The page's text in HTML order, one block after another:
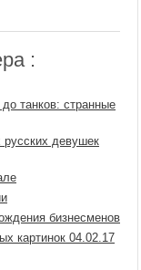
:
танков: странные
девушек
бизнесменов
картинок 04.02.17